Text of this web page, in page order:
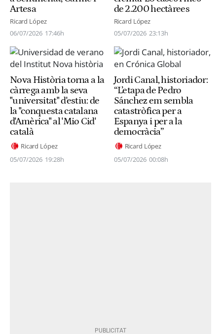
Artesa
Ricard López
06/07/2026 17:46h
de 2.200 hectàrees
Ricard López
05/07/2026 23:13h
Nova Història torna a la
càrrega amb la seva
"universitat" d'estiu: de
la "conquesta catalana
d'Amèrica" al 'Mio Cid'
català
Ricard López
05/07/2026 19:28h
Jordi Canal, historiador:
“L’etapa de Pedro
Sánchez em sembla
catastròfica per a
Espanya i per a la
democràcia”
Ricard López
05/07/2026 00:08h